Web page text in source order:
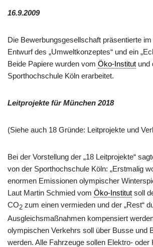
16.9.2009
Die Bewerbungsgesellschaft präsentierte
Entwurf des „Umweltkonzeptes“ und ein
Beide Papiere wurden vom Öko-Institut und
Sporthochschule Köln erarbeitet.
Leitprojekte für München 2018
(Siehe auch 18 Gründe: Leitprojekte und
Bei der Vorstellung der „18 Leitprojekte“
von der Sporthochschule Köln: „Erstmalig
enormen Emissionen olympischer
Laut Martin Schmied vom Öko-Institut soll
CO2 zum einen vermieden und der „Rest“
Ausgleichsmaßnahmen kompensiert
olympischen Verkehrs soll über Busse und
werden. Alle Fahrzeuge sollen Elektro- oder